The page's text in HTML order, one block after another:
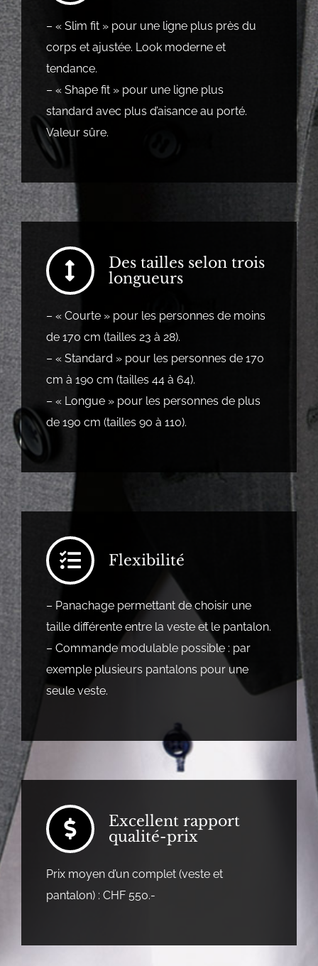
– « Slim fit » pour une ligne plus près du
corps et ajustée. Look moderne et
tendance.
– « Shape fit » pour une ligne plus
standard avec plus d’aisance au porté.
Valeur sûre.
Des tailles selon trois
longueurs
– « Courte » pour les personnes de moins
de 170 cm (tailles 23 à 28).
– « Standard » pour les personnes de 170
cm à 190 cm (tailles 44 à 64).
– « Longue » pour les personnes de plus
de 190 cm (tailles 90 à 110).
Flexibilité
– Panachage permettant de choisir une
taille différente entre la veste et le pantalon.
– Commande modulable possible : par
exemple plusieurs pantalons pour une
seule veste.
Excellent rapport
qualité-prix
Prix moyen d’un complet (veste et
pantalon) : CHF 550.-